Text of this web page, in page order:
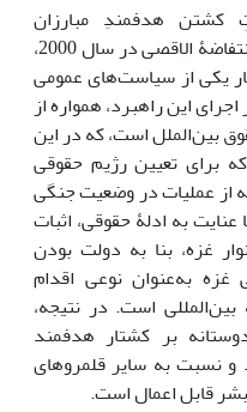
هدفمندِ مبارزان
فلسطینی را دنبال می‌کند. از آغاز انتفاضۀ الاقصی در سال 2000،
یکی از سیاست‌های عمومی
این راهبرد، همواره از
بین‌الملل است، که در این
برای تعیین رژیم حقوقی
از عملیات در وضعیت جنگی
به ادلۀ حقوقی، اثبات
غزه، بنا به دولت بودن
به‌عنوان نوعی اقدام
بین‌المللی است. در نتیجه،
بر کشتار هدفمند
و نسبت به سایر قلمروهای
قابل اعمال است.